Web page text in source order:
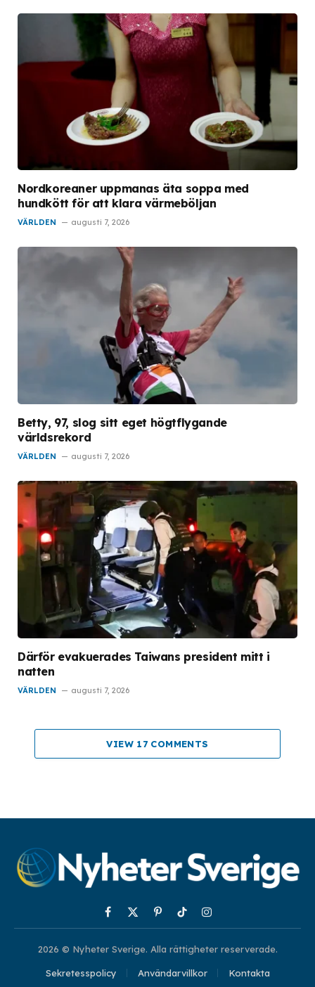
Nordkoreaner uppmanas äta soppa med
hundkött för att klara värmeböljan
VÄRLDEN augusti 7, 2026
Betty, 97, slog sitt eget högtflygande
världsrekord
VÄRLDEN augusti 7, 2026
Därför evakuerades Taiwans president mitt i
natten
VÄRLDEN augusti 7, 2026
VIEW 17 COMMENTS
Facebook
X
(Twitter)
PinterestTikTokInstagram
2026 © Nyheter Sverige. Alla rättigheter reserverade.
Sekretesspolicy Användarvillkor Kontakta